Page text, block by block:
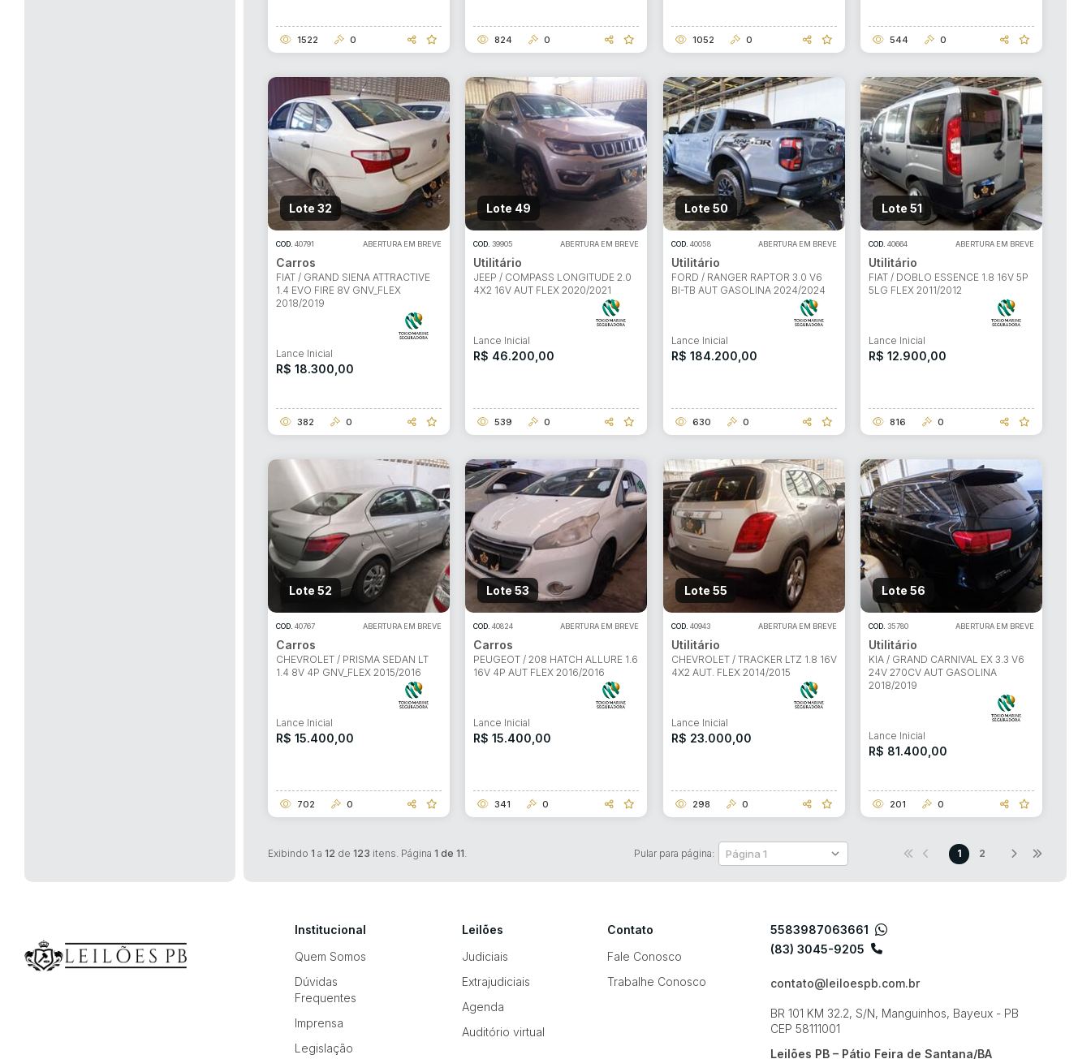
1522 0 824 0 1052 0 544 0
Lote 32
COD. 40791 ABERTURA EM BREVE
Carros
FIAT / GRAND SIENA ATTRACTIVE
1.4 EVO FIRE 8V GNV_FLEX
2018/2019
Lance Inicial
R$ 18.300,00
382 0
Lote 49
COD. 39905 ABERTURA EM BREVE
Utilitário
JEEP / COMPASS LONGITUDE 2.0
4X2 16V AUT FLEX 2020/2021
Lance Inicial
R$ 46.200,00
539 0
Lote 50
COD. 40058 ABERTURA EM BREVE
Utilitário
FORD / RANGER RAPTOR 3.0 V6
BI-TB AUT GASOLINA 2024/2024
Lance Inicial
R$ 184.200,00
630 0
Lote 51
COD. 40664 ABERTURA EM BREVE
Utilitário
FIAT / DOBLO ESSENCE 1.8 16V 5P
5LG FLEX 2011/2012
Lance Inicial
R$ 12.900,00
816 0
Lote 52
COD. 40767 ABERTURA EM BREVE
Carros
CHEVROLET / PRISMA SEDAN LT
1.4 8V 4P GNV_FLEX 2015/2016
Lance Inicial
R$ 15.400,00
702 0
Lote 53
COD. 40824 ABERTURA EM BREVE
Carros
PEUGEOT / 208 HATCH ALLURE 1.6
16V 4P AUT FLEX 2016/2016
Lance Inicial
R$ 15.400,00
341 0
Lote 55
COD. 40943 ABERTURA EM BREVE
Utilitário
CHEVROLET / TRACKER LTZ 1.8 16V
4X2 AUT. FLEX 2014/2015
Lance Inicial
R$ 23.000,00
298 0
Lote 56
COD. 35780 ABERTURA EM BREVE
Utilitário
KIA / GRAND CARNIVAL EX 3.3 V6
24V 270CV AUT GASOLINA
2018/2019
Lance Inicial
R$ 81.400,00
201 0
Exibindo 1 a 12 de 123 itens. Página 1 de 11. Pular para página: 1 2
Institucional
Quem Somos
Dúvidas
Frequentes
Imprensa
Legislação
Leilões
Judiciais
Extrajudiciais
Agenda
Auditório virtual
Contato
Fale Conosco
Trabalhe Conosco
5583987063661
(83) 3045-9205
contato@leiloespb.com.br
BR 101 KM 32.2, S/N, Manguinhos, Bayeux - PB
CEP 58111001
Leilões PB – Pátio Feira de Santana/BA